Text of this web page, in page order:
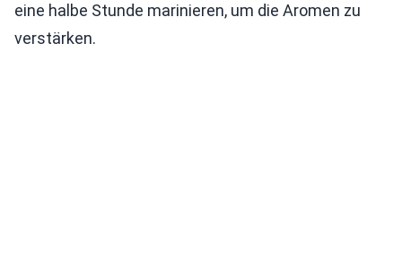
eine halbe Stunde marinieren, um die Aromen zu
verstärken.